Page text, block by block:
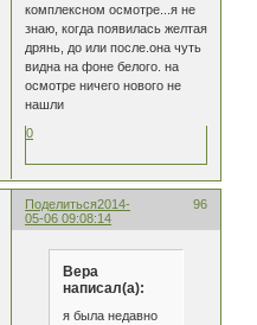
комплексном осмотре...я не
знаю, когда появилась желтая
дрянь, до или после.она чуть
видна на фоне белого. на
осмотре ничего нового не
нашли
0
Поделиться 96
2014-
05-06 09:08:14
Вера
написал(а):
я была недавно